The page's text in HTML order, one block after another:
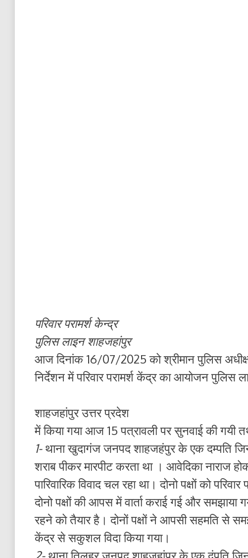
परिवार परामर्श केन्द्र
पुलिस लाइन शाहजहांपुर
आज दिनांक 16/07/2025 को श्रीमान पुलिस
निर्देशन में परिवार परामर्श केंद्र का आयोजन पुलिस
शाहजहांपुर उत्तर प्रदेश
में किया गया आज 15 पत्रावली पर सुनवाई की गयी
1-थाना खुदागंज जनपद शाहजहंपुर के एक दम्पति
शराब पीकर मारपीट करता था । आवेदिका नाराज
पारिवारिक विवाद चल रहा था। दोनो पक्षों को
दोनो पक्षों की आपस में वार्ता कराई गई और समझाया
रहने को तैयार है। दोनों पक्षों ने आपसी सहमति से
केंद्र से सकुशल विदा किया गया।